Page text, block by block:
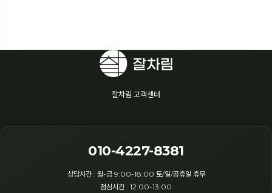
잘차림 고객센터
010-4227-8381
상담시간 : 월-금 9:00-18:00 토/일/공휴일 휴무
점심시간 : 12:00-13:00